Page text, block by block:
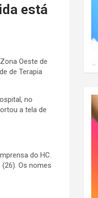
está
Oeste de
de Terapia
no
a tela de
do HC.
Os nomes